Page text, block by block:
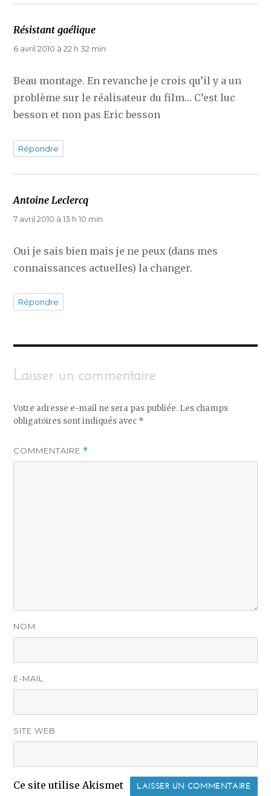
Résistant gaélique
6 avril 2010 à 22 h 32 min
Beau montage. En revanche je crois qu’il y a un
problème sur le réalisateur du film… C’est luc
besson et non pas Eric besson
Répondre
Antoine Leclercq
7 avril 2010 à 13 h 10 min
Oui je sais bien mais je ne peux (dans mes
connaissances actuelles) la changer.
Répondre
Laisser un commentaire
Votre adresse e-mail ne sera pas publiée. Les champs
obligatoires sont indiqués avec *
COMMENTAIRE *
NOM
E-MAIL
SITE WEB
Ce site utilise Akismet